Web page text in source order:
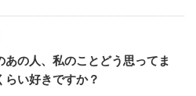
あの人、私のことどう思ってま
らい好きですか？